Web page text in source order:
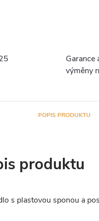
Garance
výměny
POPIS PRODUKTU
produktu
s plastovou sponou a